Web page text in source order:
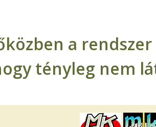
a
tényleg nem